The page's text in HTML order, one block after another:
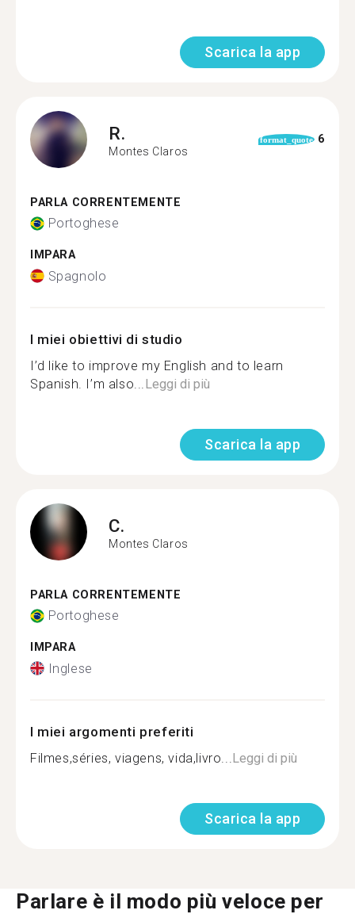
Scarica la app
R.
Montes Claros
format_quote 6
PARLA CORRENTEMENTE
Portoghese
IMPARA
Spagnolo
I miei obiettivi di studio
I’d like to improve my English and to learn
Spanish. I’m also... Leggi di più
Scarica la app
C.
Montes Claros
PARLA CORRENTEMENTE
Portoghese
IMPARA
Inglese
I miei argomenti preferiti
Filmes,séries, viagens, vida,livro... Leggi di più
Scarica la app
Parlare è il modo più veloce per